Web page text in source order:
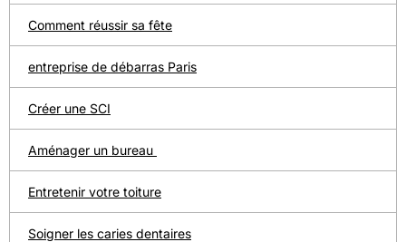
Comment réussir sa fête
entreprise de débarras Paris
Créer une SCI
Aménager un bureau
Entretenir votre toiture
Soigner les caries dentaires